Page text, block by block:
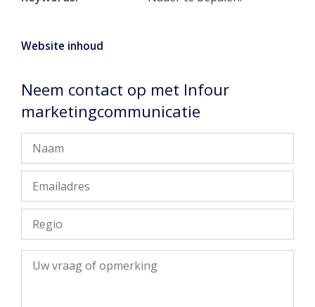
Website inhoud
Neem contact op met Infour
marketingcommunicatie